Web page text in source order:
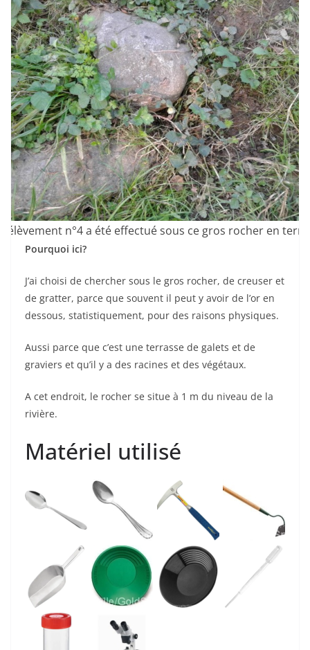
n°4 a été effectué sous ce gros rocher en
Pourquoi ici?
J’ai choisi de chercher sous le gros rocher, de creuser et
de gratter, parce que souvent il peut y avoir de l’or en
dessous, statistiquement, pour des raisons physiques.
Aussi parce que c’est une terrasse de galets et de
graviers et qu’il y a des racines et des végétaux.
A cet endroit, le rocher se situe à 1 m du niveau de la
rivière.
Matériel utilisé